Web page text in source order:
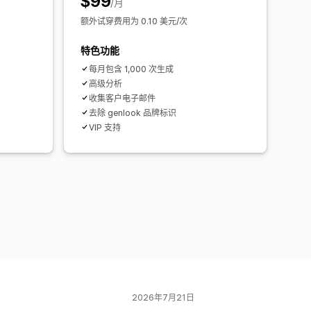
额外试穿费用为 0.10 美元/次
特色功能
每月包含 1,000 次生成
高级分析
收集客户电子邮件
去除 genlook 品牌标识
VIP 支持
2026年7月21日